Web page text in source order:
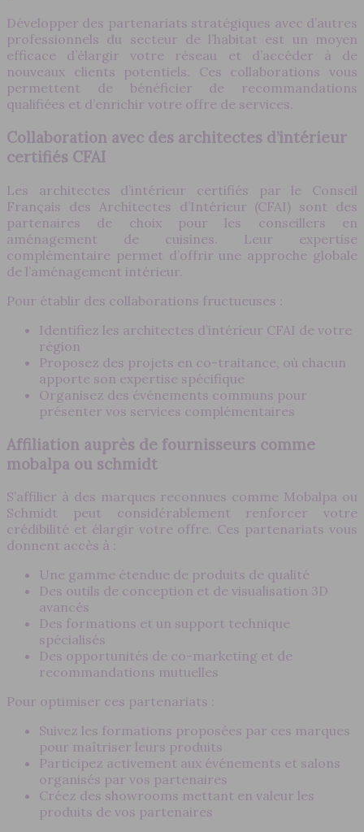
Développer des partenariats stratégiques avec d’autres
professionnels du secteur de l’habitat est un moyen
efficace d’élargir votre réseau et d’accéder à de
nouveaux clients potentiels. Ces collaborations vous
permettent de bénéficier de recommandations
qualifiées et d’enrichir votre offre de services.
Collaboration avec des architectes d’intérieur
certifiés CFAI
Les architectes d’intérieur certifiés par le Conseil
Français des Architectes d’Intérieur (CFAI) sont des
partenaires de choix pour les conseillers en
aménagement de cuisines. Leur expertise
complémentaire permet d’offrir une approche globale
de l’aménagement intérieur.
Pour établir des collaborations fructueuses :
Identifiez les architectes d’intérieur CFAI de votre
région
Proposez des projets en co-traitance, où chacun
apporte son expertise spécifique
Organisez des événements communs pour
présenter vos services complémentaires
Affiliation auprès de fournisseurs comme
mobalpa ou schmidt
S’affilier à des marques reconnues comme Mobalpa ou
Schmidt peut considérablement renforcer votre
crédibilité et élargir votre offre. Ces partenariats vous
donnent accès à :
Une gamme étendue de produits de qualité
Des outils de conception et de visualisation 3D
avancés
Des formations et un support technique
spécialisés
Des opportunités de co-marketing et de
recommandations mutuelles
Pour optimiser ces partenariats :
Suivez les formations proposées par ces marques
pour maîtriser leurs produits
Participez activement aux événements et salons
organisés par vos partenaires
Créez des showrooms mettant en valeur les
produits de vos partenaires